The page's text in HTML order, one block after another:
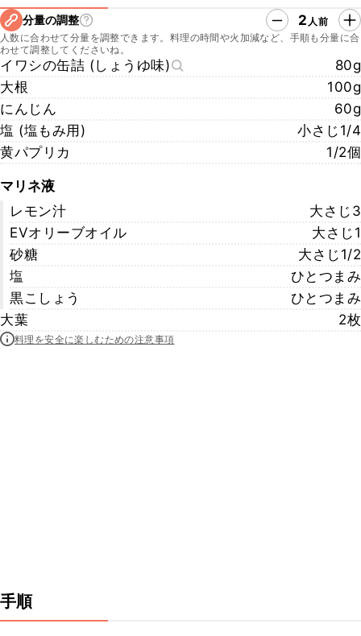
分量の調整 2 人前
人数に合わせて分量を調整できます。料理の時間や火加減など、手順も分量に合
わせて調整してくださいね。
イワシの缶詰 (しょうゆ味)
80g
大根
100g
にんじん
60g
塩 (塩もみ用)
小さじ1/4
黄パプリカ
1/2個
マリネ液
レモン汁
大さじ3
EVオリーブオイル
大さじ1
砂糖
大さじ1/2
塩
ひとつまみ
黒こしょう
ひとつまみ
大葉
2枚
料理を安全に楽しむための注意事項
手順